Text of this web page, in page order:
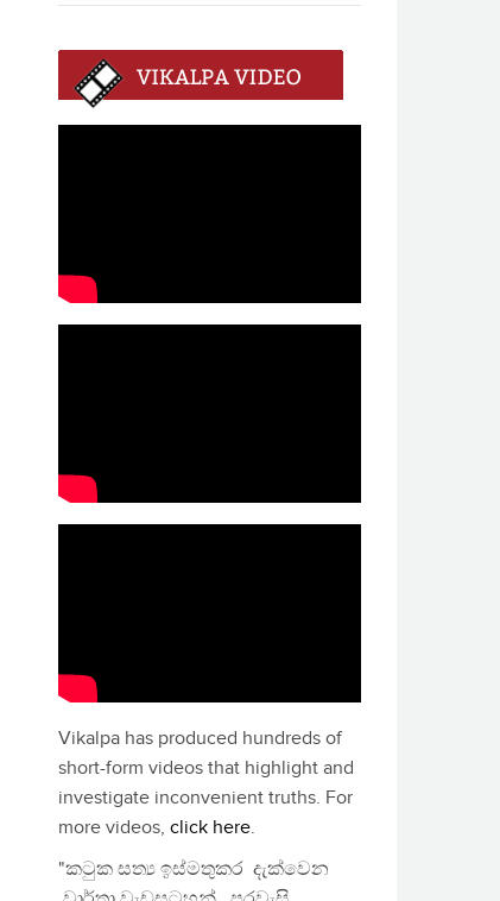
Vikalpa has produced hundreds of
short-form videos that highlight and
investigate inconvenient truths. For
more videos, click here.
"කටුක සත්‍ය ඉස්මතුකර දැක්වෙන